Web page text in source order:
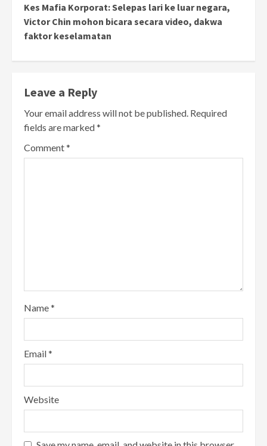
Kes Mafia Korporat: Selepas lari ke luar negara,
Victor Chin mohon bicara secara video, dakwa
faktor keselamatan
Leave a Reply
Your email address will not be published. Required
fields are marked*
Comment*
Name*
Email*
Website